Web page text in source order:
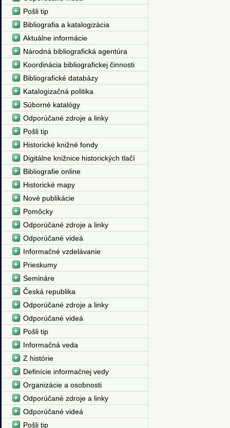
Pošli tip
Bibliografia a katalogizácia
Aktuálne informácie
Národná bibliografická agentúra
Koordinácia bibliografickej činnosti
Bibliografické databázy
Katalogizačná politika
Súborné katalógy
Odporúčané zdroje a linky
Pošli tip
Historické knižné fondy
Digitálne knižnice historických tlačí
Bibliografie online
Historické mapy
Nové publikácie
Pomôcky
Odporúčané zdroje a linky
Odporúčané videá
Informačné vzdelávanie
Prieskumy
Semináre
Česká republika
Odporúčané zdroje a linky
Odporúčané videá
Pošli tip
Informačná veda
Z histórie
Definície informačnej vedy
Organizácie a osobnosti
Odporúčané zdroje a linky
Odporúčané videá
Pošli tip